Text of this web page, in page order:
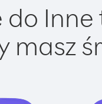
do
masz